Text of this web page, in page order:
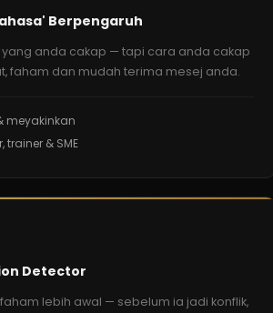
Berpengaruh
yang anda cakap — tapi cara anda cakap
faham dan mudah terima mesej anda.
meyakinkan
trainer & SME
Detector
lebih awal — sebelum ia jadi konflik,